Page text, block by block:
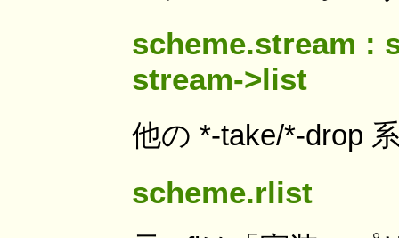
scheme.stream :
stream->list
他の *-take/*-drop
scheme.rlist